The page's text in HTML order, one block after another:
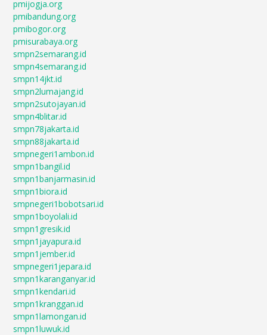
pmijogja.org
pmibandung.org
pmibogor.org
pmisurabaya.org
smpn2semarang.id
smpn4semarang.id
smpn14jkt.id
smpn2lumajang.id
smpn2sutojayan.id
smpn4blitar.id
smpn78jakarta.id
smpn88jakarta.id
smpnegeri1ambon.id
smpn1bangil.id
smpn1banjarmasin.id
smpn1biora.id
smpnegeri1bobotsari.id
smpn1boyolali.id
smpn1gresik.id
smpn1jayapura.id
smpn1jember.id
smpnegeri1jepara.id
smpn1karanganyar.id
smpn1kendari.id
smpn1kranggan.id
smpn1lamongan.id
smpn1luwuk.id